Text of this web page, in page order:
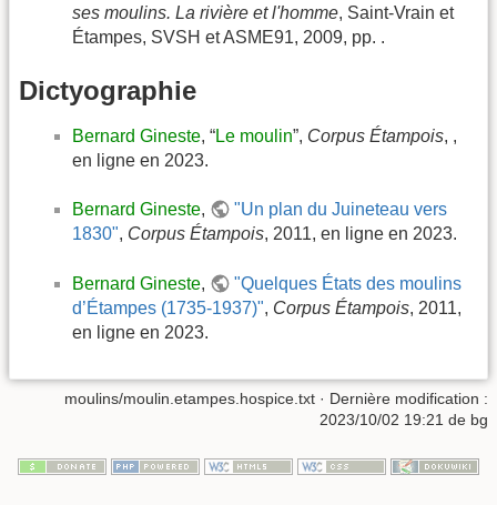
ses moulins. La rivière et l'homme, Saint-Vrain et
Étampes, SVSH et ASME91, 2009, pp. .
Dictyographie
Bernard Gineste, “Le moulin”, Corpus Étampois, ,
en ligne en 2023.
Bernard Gineste,
"Un plan du Juineteau vers
1830", Corpus Étampois, 2011, en ligne en 2023.
Bernard Gineste,
"Quelques États des moulins
d’Étampes (1735-1937)", Corpus Étampois, 2011,
en ligne en 2023.
moulins/moulin.etampes.hospice.txt · Dernière modification :
2023/10/02 19:21 de bg